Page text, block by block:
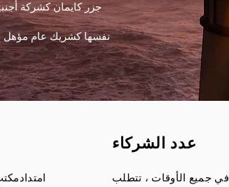
جزر كايمان كشركة
يجب أن يكون لدى ELP امتداد
عدد الشركاء
في جميع الأوقات ، تتطلب ELP شخصين أو كيانين منفصلين على